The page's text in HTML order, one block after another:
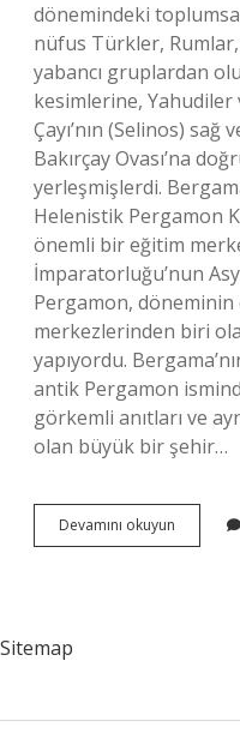
dönemindeki
nüfus Türkler,
yabancı gruplardan
kesimlerine,
Çayı’nın (Selinos) sağ
Bakırçay Ovası’na
yerleşmişlerdi.
Helenistik Pergamon
önemli bir eğitim
İmparatorluğu’nun
Pergamon, döneminin
merkezlerinden biri
yapıyordu.
antik Pergamon
görkemli anıtları ve
olan büyük bir şehir…
Devamını okuyun
Kimler
Sitemap